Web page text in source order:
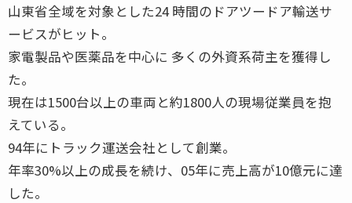
山東省全域を対象とした24 時間のドアツードア輸送サ
ービスがヒット。
家電製品や医薬品を中心に 多くの外資系荷主を獲得し
た。
現在は1500台以上の車両と約1800人の現場従業員を抱
えている。
94年にトラック運送会社として創業。
年率30%以上の成長を続け、05年に売上高が10億元に達
した。